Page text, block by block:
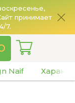
принимает
7.
Naif